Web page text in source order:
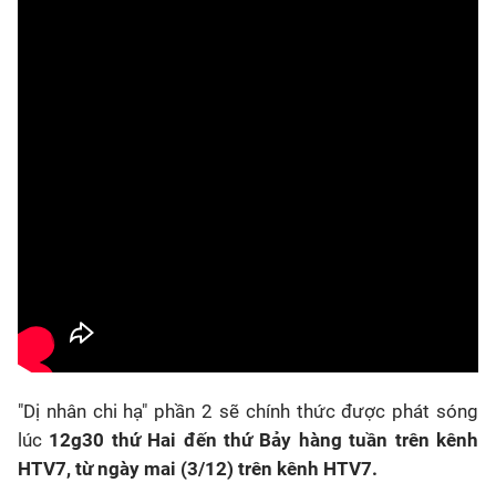
"Dị nhân chi hạ" phần 2 sẽ chính thức được phát sóng
lúc 12g30 thứ Hai đến thứ Bảy hàng tuần trên kênh
HTV7, từ ngày mai (3/12) trên kênh HTV7.